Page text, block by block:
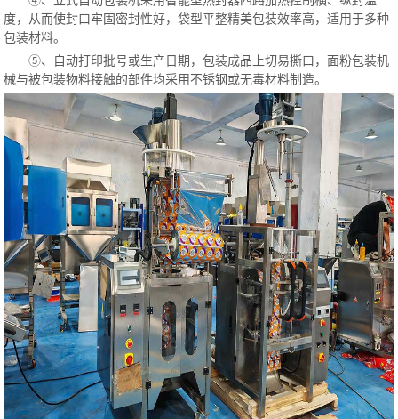
度，从而使封口牢固密封性好，袋型平整精美包装效率高，适用于多种
包装材料。
⑤、自动打印批号或生产日期，包装成品上切易撕口，面粉包装机
械与被包装物料接触的部件均采用不锈钢或无毒材料制造。